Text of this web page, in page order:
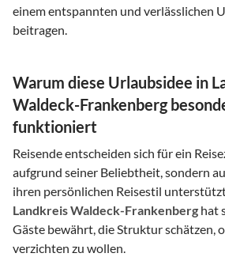
einem entspannten und verlässlichen
beitragen.
Warum diese Urlaubsidee in
Waldeck-Frankenberg
funktioniert
Reisende entscheiden sich für ein
aufgrund seiner Beliebtheit, sondern
ihren persönlichen Reisestil
Landkreis Waldeck-Frankenberg hat
Gäste bewährt, die Struktur schätzen,
verzichten zu wollen.